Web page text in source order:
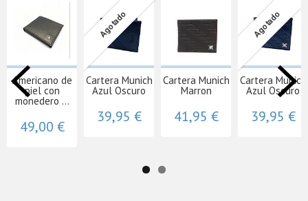
Americano de
piel con
monedero ...
49,00 €
Agotado
Cartera Munich
Azul Oscuro
39,95 €
Cartera Munich
Marron
41,95 €
Agotado
Cartera Munich
Azul Oscuro
39,95 €